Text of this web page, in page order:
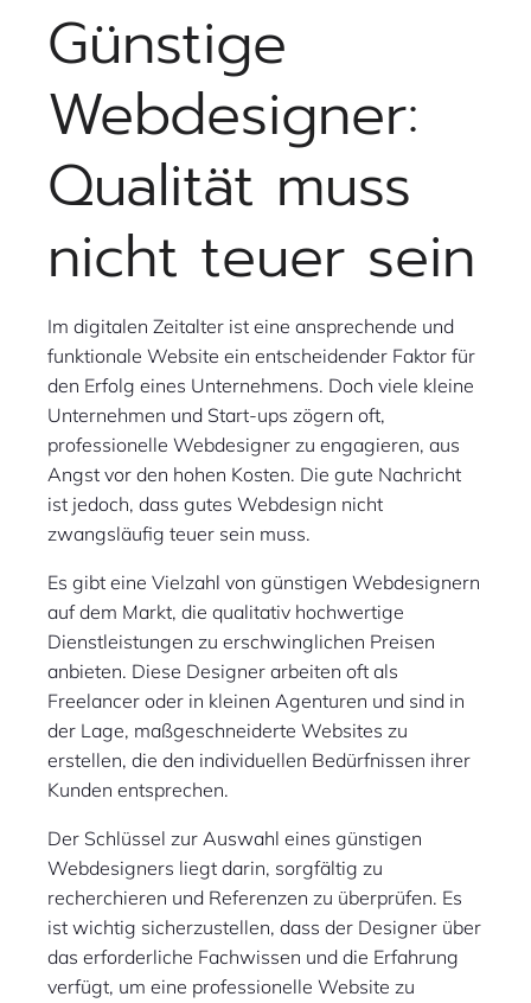
Günstige
Webdesigner:
Qualität muss
nicht teuer sein
Im digitalen Zeitalter ist eine ansprechende und
funktionale Website ein entscheidender Faktor für
den Erfolg eines Unternehmens. Doch viele kleine
Unternehmen und Start-ups zögern oft,
professionelle Webdesigner zu engagieren, aus
Angst vor den hohen Kosten. Die gute Nachricht
ist jedoch, dass gutes Webdesign nicht
zwangsläufig teuer sein muss.
Es gibt eine Vielzahl von günstigen Webdesignern
auf dem Markt, die qualitativ hochwertige
Dienstleistungen zu erschwinglichen Preisen
anbieten. Diese Designer arbeiten oft als
Freelancer oder in kleinen Agenturen und sind in
der Lage, maßgeschneiderte Websites zu
erstellen, die den individuellen Bedürfnissen ihrer
Kunden entsprechen.
Der Schlüssel zur Auswahl eines günstigen
Webdesigners liegt darin, sorgfältig zu
recherchieren und Referenzen zu überprüfen. Es
ist wichtig sicherzustellen, dass der Designer über
das erforderliche Fachwissen und die Erfahrung
verfügt, um eine professionelle Website zu